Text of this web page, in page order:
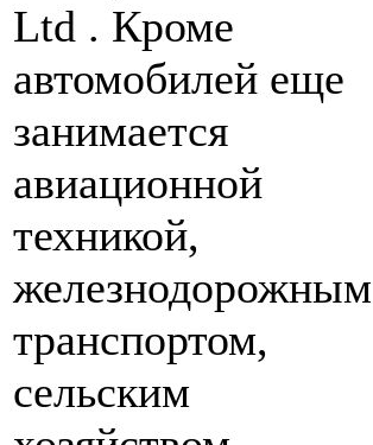
Ltd . Кроме
автомобилей еще
занимается
авиационной
техникой,
железнодорожным
транспортом,
сельским